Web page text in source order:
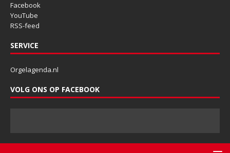
Facebook
YouTube
RSS-feed
SERVICE
Orgelagenda.nl
VOLG ONS OP FACEBOOK